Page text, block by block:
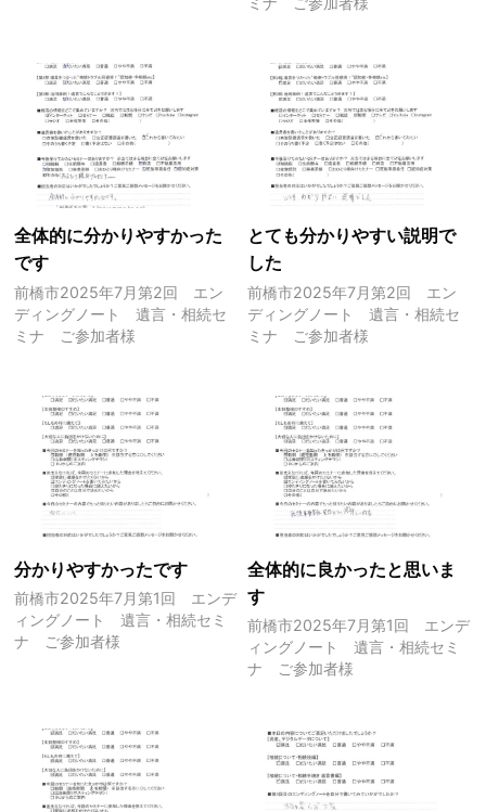
全体的に分かりやすかった
です
前橋市2025年7月第2回 エン
ディングノート 遺言・相続セ
ミナ ご参加者様
とても分かりやすい説明で
した
前橋市2025年7月第2回 エン
ディングノート 遺言・相続セ
ミナ ご参加者様
分かりやすかったです
前橋市2025年7月第1回 エンデ
ィングノート 遺言・相続セミ
ナ ご参加者様
全体的に良かったと思いま
す
前橋市2025年7月第1回 エンデ
ィングノート 遺言・相続セミ
ナ ご参加者様